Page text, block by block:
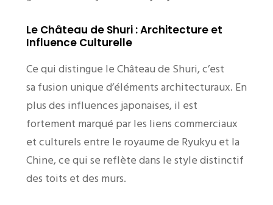
Le Château de Shuri : Architecture et
Influence Culturelle
Ce qui distingue le Château de Shuri, c’est
sa fusion unique d’éléments architecturaux. En
plus des influences japonaises, il est
fortement marqué par les liens commerciaux
et culturels entre le royaume de Ryukyu et la
Chine, ce qui se reflète dans le style distinctif
des toits et des murs.